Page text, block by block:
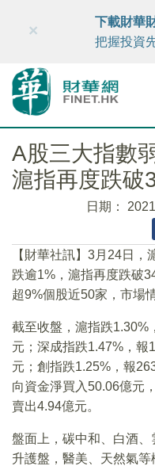
財華智庫網 FINTV
×
下載財華
把握投資
A股三大指數
滬指再度跌破
日期：
【財華社訊】3月24日
跌逾1%，滬指再度跌破
超9%個股近50家，市場
截至收盤，滬指跌1.30%
元；深成指跌1.47%，報
元；創指跌1.25%，報
向資金淨買入50.06億元
賣出4.94億元。
盤面上，碳中和、白酒
升護盤，醫美、天然氣